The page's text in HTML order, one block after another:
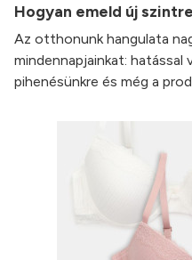
Hogyan emeld új
Az otthonunk hangulata
mindennapjainkat: hatással
pihenésünkre és még a